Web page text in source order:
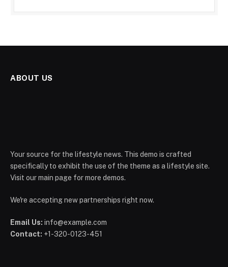
ABOUT US
Your source for the lifestyle news. This demo is crafted
specifically to exhibit the use of the theme as a lifestyle site.
Visit our main page for more demos.
We're accepting new partnerships right now.
Email Us: info@example.com
Contact: +1-320-0123-451